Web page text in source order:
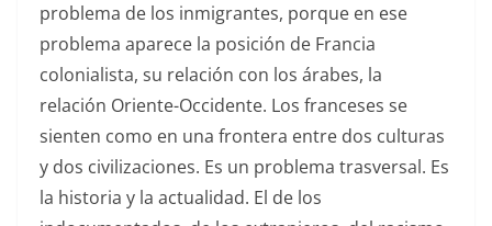
problema de los inmigrantes, porque en ese
problema aparece la posición de Francia
colonialista, su relación con los árabes, la
relación Oriente-Occidente. Los franceses se
sienten como en una frontera entre dos culturas
y dos civilizaciones. Es un problema trasversal. Es
la historia y la actualidad. El de los